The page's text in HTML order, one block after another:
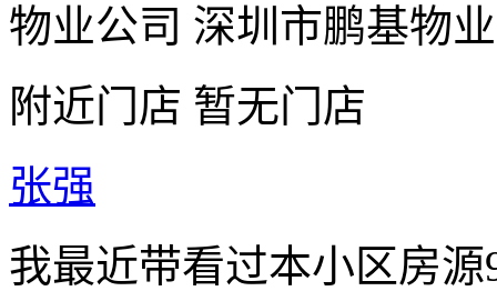
物业公司 深圳市鹏基物
附近门店 暂无门店
张强
我最近带看过本小区房